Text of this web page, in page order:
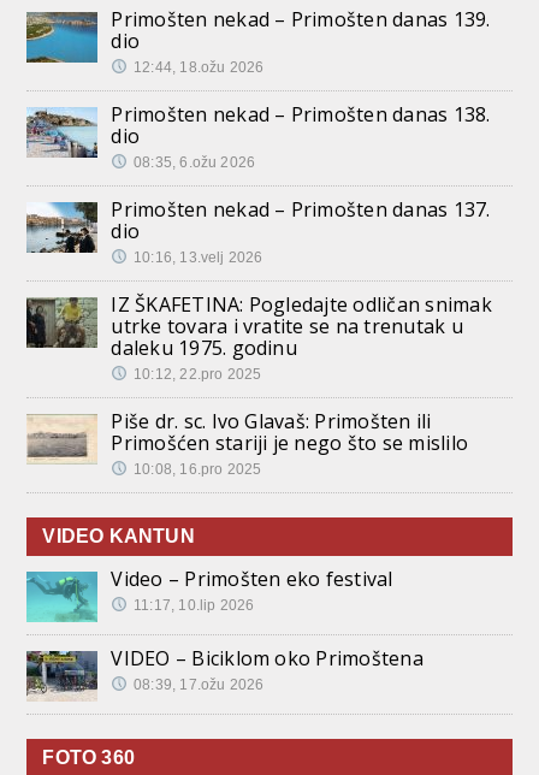
Primošten nekad – Primošten danas 139.
dio
12:44, 18.ožu 2026
Primošten nekad – Primošten danas 138.
dio
08:35, 6.ožu 2026
Primošten nekad – Primošten danas 137.
dio
10:16, 13.velj 2026
IZ ŠKAFETINA: Pogledajte odličan snimak
utrke tovara i vratite se na trenutak u
daleku 1975. godinu
10:12, 22.pro 2025
Piše dr. sc. Ivo Glavaš: Primošten ili
Primošćen stariji je nego što se mislilo
10:08, 16.pro 2025
VIDEO KANTUN
Video – Primošten eko festival
11:17, 10.lip 2026
VIDEO – Biciklom oko Primoštena
08:39, 17.ožu 2026
FOTO 360